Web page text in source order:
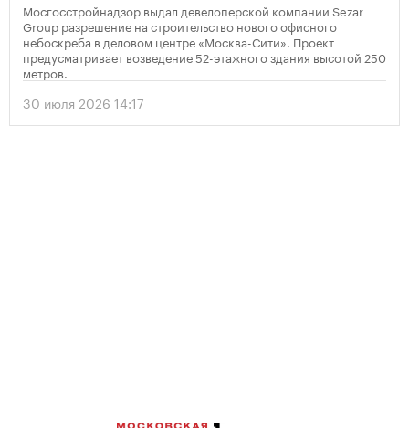
Мосгосстройнадзор выдал девелоперской компании Sezar
Group разрешение на строительство нового офисного
небоскреба в деловом центре «Москва-Сити». Проект
предусматривает возведение 52-этажного здания высотой 250
метров.
30 июля 2026 14:17